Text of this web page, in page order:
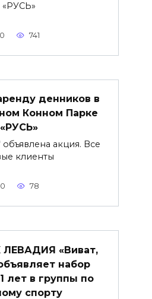
«РУСЬ»
0 741
денников в
Конном Парке
«РУСЬ»
акция. Все
клиенты
0 78
«Виват,
набор
лет в группы по
спорту